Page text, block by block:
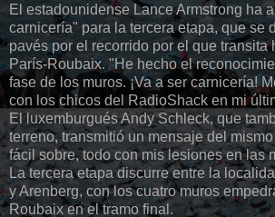
El estadounidense Lance Armstrong ha
carnicería" para la tercera etapa, que se
pavés por el recorrido por el que transita
París-Roubaix. "He hecho el
fase de los muros. ¡Va a ser carnicería!
con los chicos del RadioShack en mi
El luxemburgués Andy Schleck, que
terreno, transmitió un mensaje del
fácil sobre, todo con mis lesiones en las
La tercera etapa discurre entre la
y Arenberg, con los cuatro muros
Roubaix en el tramo final.